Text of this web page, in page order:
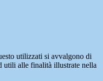
utilizzati si avvalgono di
utili alle finalità illustrate nella